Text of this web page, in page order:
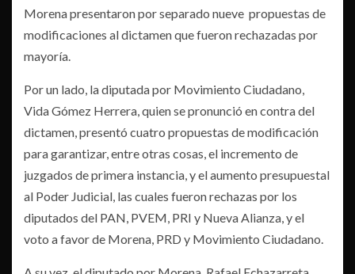
Morena presentaron por separado nueve propuestas de
modificaciones al dictamen que fueron rechazadas por
mayoría.
Por un lado, la diputada por Movimiento Ciudadano,
Vida Gómez Herrera, quien se pronunció en contra del
dictamen, presentó cuatro propuestas de modificación
para garantizar, entre otras cosas, el incremento de
juzgados de primera instancia, y el aumento presupuestal
al Poder Judicial, las cuales fueron rechazas por los
diputados del PAN, PVEM, PRI y Nueva Alianza, y el
voto a favor de Morena, PRD y Movimiento Ciudadano.